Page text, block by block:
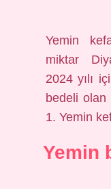
Yemin
miktar
2024 yılı
bedeli olan
1. Yemin
Yemin